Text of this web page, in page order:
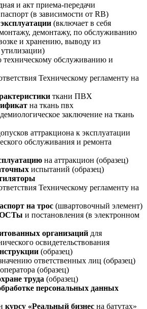
и акт приема-передачи
(в зависимости от RB)
эксплуатации (включает в себя
демонтажу, по обслуживанию
и хранению, выводу из
техническому обслуживанию и
Техническому регламенту на
ткани ПВХ
на ткань пвх
заключение на ткань
аттракциона к эксплуатации
обслуживания и ремонта
на аттракцион (образец)
испытаний (образец)
Техническому регламенту на
на трос (швартовочный элемент)
и постановления (в электронном
организаций для
освидетельствования
(образец)
ответственных лиц (образец)
оператора (образец)
труда (образец)
персональных данных
курсу «Реальный бизнес на батутах»